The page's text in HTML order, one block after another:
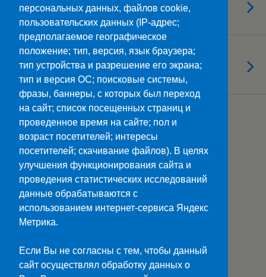
Осенний вечер в общежитии
27.10.2021
В единстве наша сила
Загрузить Еще Из Этой Категории…
Наверх
Мобильн.
Министерство науки и высшего образования>>
Госуслуги>>
персональных данных, файлов cookie,
пользовательских данных (IP-адрес;
предполагаемое географическое
положение; тип, версия, язык браузера;
тип устройства и разрешение его экрана;
тип и версия ОС; поисковые системы,
фразы, баннеры, с которых был переход
на сайт; список посещенных страниц и
проведенное время на сайте; пол и
возраст посетителей; интересы
посетителей; скачивание файлов). В целях
улучшения функционирования сайта и
проведения статистических исследований
данные обрабатываются с
использованием интернет-сервиса Яндекс
Метрика.
Если Вы не согласны с тем, чтобы данный
сайт осуществлял обработку данных о